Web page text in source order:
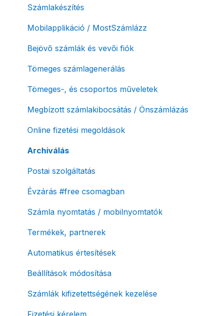
NAV pénztárgép feladás (PTGSZLAH)
Számlaverzum
Szolgáltatáscsomag módosítása
Fiók / felhasználó törlése
Díjfizetés / díjtartozás / korlátozás
Fizetési módok
Számlakészítés
Mobilapplikáció / MostSzámlázz
Bejövő számlák és vevői fiók
Tömeges számlagenerálás
Tömeges-, és csoportos műveletek
Megbízott számlakibocsátás / Önszámlázás
Online fizetési megoldások
Archiválás
Postai szolgáltatás
Évzárás #free csomagban
Számla nyomtatás / mobilnyomtatók
Termékek, partnerek
Automatikus értesítések
Beállítások módosítása
Számlák kifizetettségének kezelése
Fizetési kérelem